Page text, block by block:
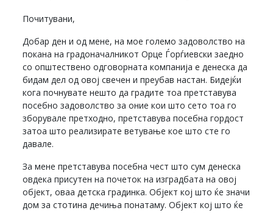
Почитувани,
Добар ден и од мене, на мое големо задоволство на
покана на градоначалникот Орце Ѓорѓиевски заедно
со општествено одговорната компанија е денеска да
бидам дел од овој свечен и преубав настан. Бидејќи
кога почнувате нешто да градите тоа претставува
посебно задоволство за оние кои што сето тоа го
зборувале претходно, претставува посебна гордост
затоа што реализирате ветување кое што сте го
давале.
За мене претставува посебна чест што сум денеска
овдека присутен на почеток на изградбата на овој
објект, оваа детска градинка. Објект кој што ќе значи
дом за стотина дечиња понатаму. Објект кој што ќе